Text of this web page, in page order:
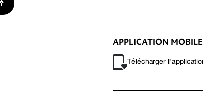
APPLICATION MOBILE
Télécharger